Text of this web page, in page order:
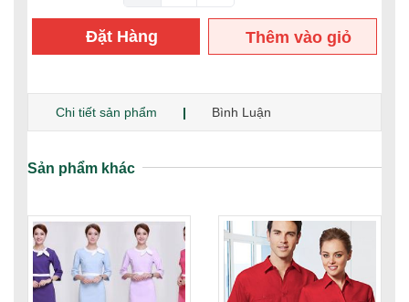
Đặt Hàng
Thêm vào giỏ
Chi tiết sản phẩm Bình Luận
Sản phẩm khác